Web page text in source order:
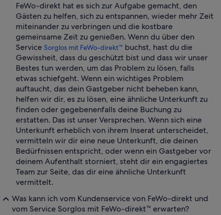
FeWo-direkt hat es sich zur Aufgabe gemacht, den
Gästen zu helfen, sich zu entspannen, wieder mehr Zeit
miteinander zu verbringen und die kostbare
gemeinsame Zeit zu genießen. Wenn du über den
Service Sorglos mit FeWo-direkt™ buchst, hast du die
Gewissheit, dass du geschützt bist und dass wir unser
Bestes tun werden, um das Problem zu lösen, falls
etwas schiefgeht. Wenn ein wichtiges Problem
auftaucht, das dein Gastgeber nicht beheben kann,
helfen wir dir, es zu lösen, eine ähnliche Unterkunft zu
finden oder gegebenenfalls deine Buchung zu
erstatten. Das ist unser Versprechen. Wenn sich eine
Unterkunft erheblich von ihrem Inserat unterscheidet,
vermitteln wir dir eine neue Unterkunft, die deinen
Bedürfnissen entspricht, oder wenn ein Gastgeber vor
deinem Aufenthalt storniert, steht dir ein engagiertes
Team zur Seite, das dir eine ähnliche Unterkunft
vermittelt.
Was kann ich vom Kundenservice von FeWo-direkt und
vom Service Sorglos mit FeWo-direkt™ erwarten?